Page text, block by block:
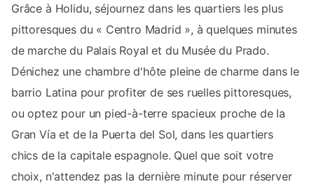
Grâce à Holidu, séjournez dans les quartiers les plus
pittoresques du « Centro Madrid », à quelques minutes
de marche du Palais Royal et du Musée du Prado.
Dénichez une chambre d'hôte pleine de charme dans le
barrio Latina pour profiter de ses ruelles pittoresques,
ou optez pour un pied-à-terre spacieux proche de la
Gran Vía et de la Puerta del Sol, dans les quartiers
chics de la capitale espagnole. Quel que soit votre
choix, n'attendez pas la dernière minute pour réserver